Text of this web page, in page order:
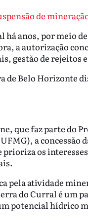
de
há anos, por meio
a autorização
gestão de rejeitos
Belo Horizonte
que faz parte do
a concessão
os
pela atividade
do Curral é
potencial hídrico